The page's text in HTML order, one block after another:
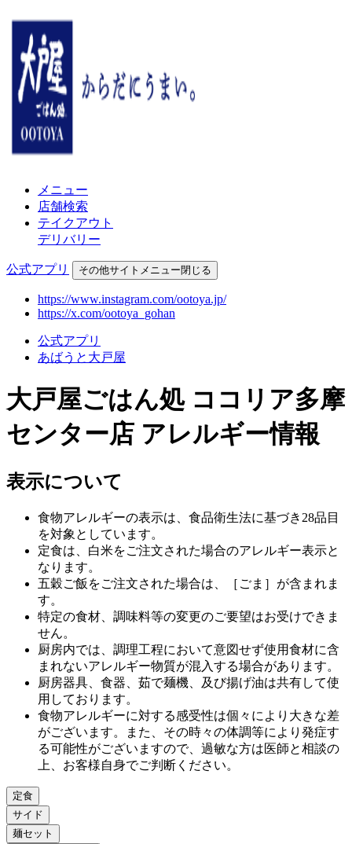
メニュー
店舗検索
テイクアウト
デリバリー
公式アプリ その他サイトメニュー閉じる
https://www.instagram.com/ootoya.jp/
https://x.com/ootoya_gohan
公式アプリ
あばうと大戸屋
大戸屋ごはん処 ココリア多摩
センター店 アレルギー情報
表示について
食物アレルギーの表示は、食品衛生法に基づき28品目
を対象としています。
定食は、白米をご注文された場合のアレルギー表示と
なります。
五穀ご飯をご注文された場合は、［ごま］が含まれま
す。
特定の食材、調味料等の変更のご要望はお受けできま
せん。
厨房内では、調理工程において意図せず使用食材に含
まれないアレルギー物質が混入する場合があります。
厨房器具、食器、茹で麺機、及び揚げ油は共有して使
用しております。
食物アレルギーに対する感受性は個々により大きな差
がございます。また、その時々の体調等により発症す
る可能性がございますので、過敏な方は医師と相談の
上、お客様自身でご判断ください。
定食
サイド
麺セット